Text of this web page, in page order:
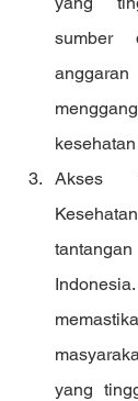
sumber
Akses
yang